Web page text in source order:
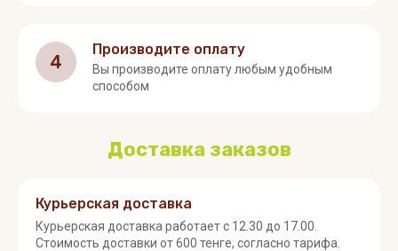
4
Производите оплату
Вы производите оплату любым удобным
способом
Доставка заказов
Курьерская доставка
Курьерская доставка работает с 12.30 до 17.00.
Стоимость доставки от 600 тенге, согласно тарифа.